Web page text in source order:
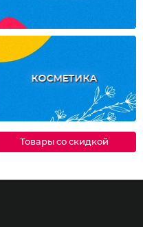
КОСМЕТИКА
Товары со скидкой